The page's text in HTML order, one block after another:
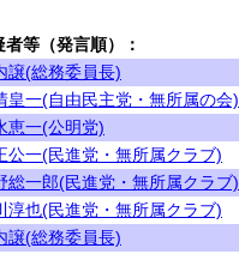
等（発言順）：
譲(総務委員長)
皇一(自由民主党・無所属の会)
恵一(公明党)
公一(民進党・無所属クラブ)
総一郎(民進党・無所属クラブ)
淳也(民進党・無所属クラブ)
譲(総務委員長)